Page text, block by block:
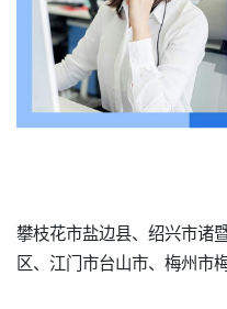
攀枝花市盐边县、绍兴市诸
区、江门市台山市、梅州市